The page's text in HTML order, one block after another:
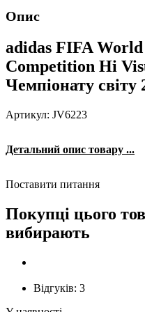
Опис
adidas FIFA
Competition Hi
Чемпіонату світу
Артикул: JV6223
Детальний опис товару ...
Поставити питання
Покупці цього
вибирають
Відгуків: 3